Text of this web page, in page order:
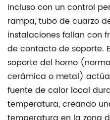
Incluso con un control
rampa,tubo de cuarzo
instalaciones fallan con
de contacto de soporte.
soporte del horno
cerámica o metal)
fuente de calor local
temperatura, creando